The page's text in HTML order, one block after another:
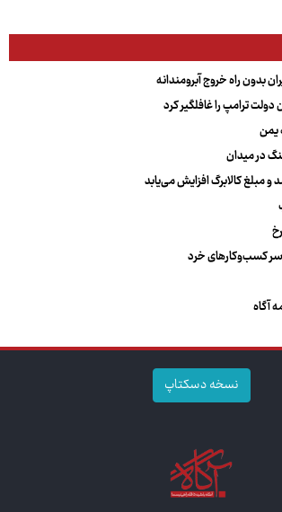
بدون راه خروج آبرومندانه
دولت ترامپ را غافلگیر کرد
یمن
در میدان
و مبلغ کالابرگ افزایش می‌یابد
کسب‌وکارهای خرد
نسخه دسکتاپ